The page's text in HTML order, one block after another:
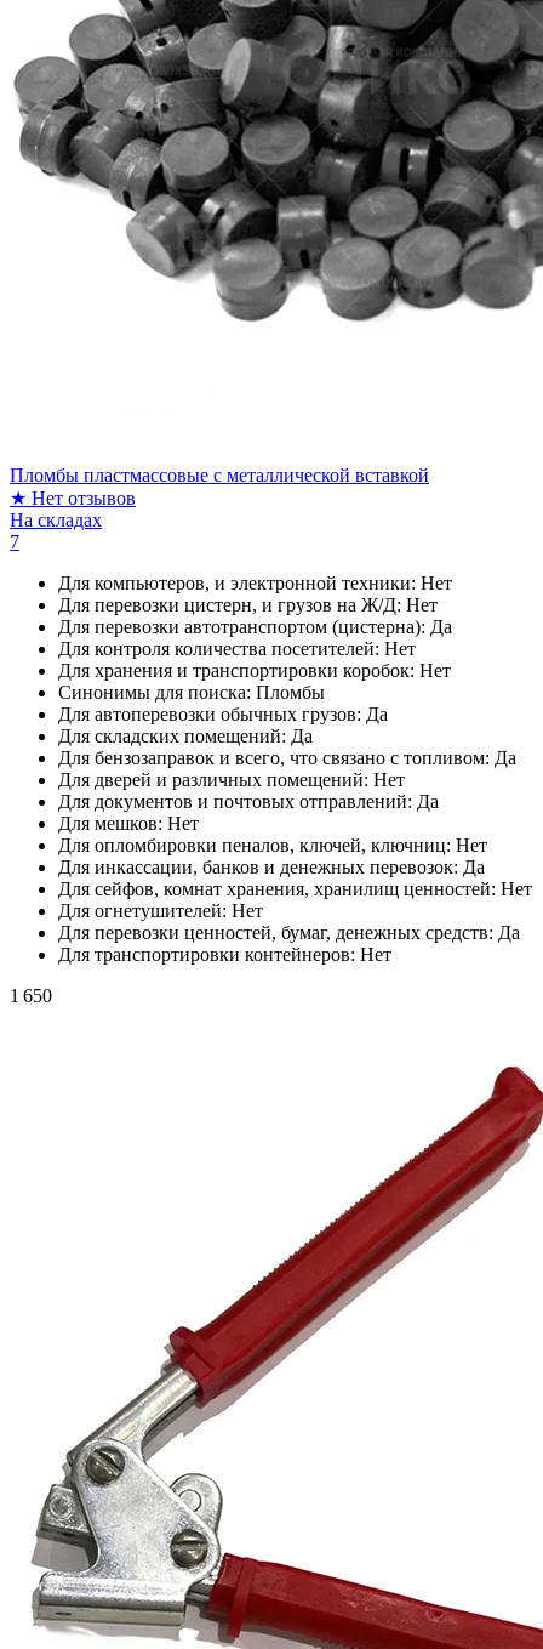
Пломбы пластмассовые с металлической вставкой
★ Нет отзывов
На складах
7
Для компьютеров, и электронной техники: Нет
Для перевозки цистерн, и грузов на Ж/Д: Нет
Для перевозки автотранспортом (цистерна): Да
Для контроля количества посетителей: Нет
Для хранения и транспортировки коробок: Нет
Синонимы для поиска: Пломбы
Для автоперевозки обычных грузов: Да
Для складских помещений: Да
Для бензозаправок и всего, что связано с топливом: Да
Для дверей и различных помещений: Нет
Для документов и почтовых отправлений: Да
Для мешков: Нет
Для опломбировки пеналов, ключей, ключниц: Нет
Для инкассации, банков и денежных перевозок: Да
Для сейфов, комнат хранения, хранилищ ценностей: Нет
Для огнетушителей: Нет
Для перевозки ценностей, бумаг, денежных средств: Да
Для транспортировки контейнеров: Нет
1 650